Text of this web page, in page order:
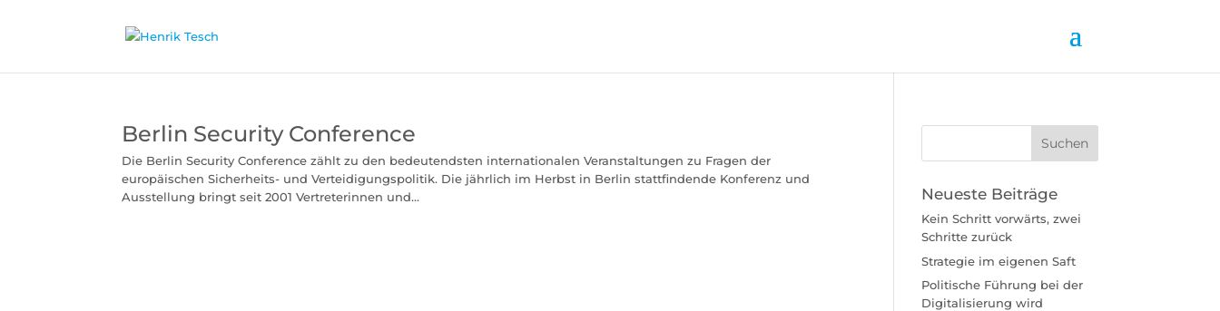
Berlin Security Conference
Die Berlin Security Conference zählt zu den bedeutendsten internationalen Veranstaltungen zu Fragen der
europäischen Sicherheits- und Verteidigungspolitik. Die jährlich im Herbst in Berlin stattfindende Konferenz und
Ausstellung bringt seit 2001 Vertreterinnen und...
Neueste Beiträge
Kein Schritt vorwärts, zwei
Schritte zurück
Strategie im eigenen Saft
Politische Führung bei der
Digitalisierung wird